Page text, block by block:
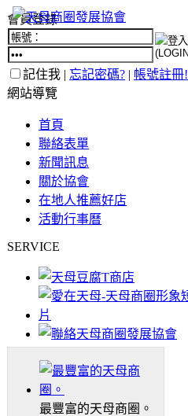
會員登錄
記住我 | 忘記密碼? | 帳號註冊!
網站導覽
首頁
聯絡表單
新聞訊息
關於協會
在地人推薦好店
活動行事曆
SERVICE
最豐富的天母商圈。